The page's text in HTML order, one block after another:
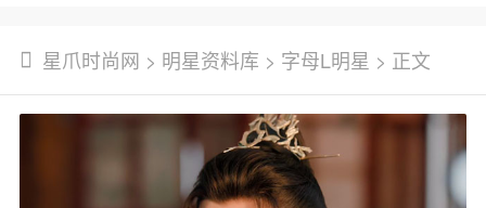
星爪时尚网 > 明星资料库 > 字母L明星 > 正文